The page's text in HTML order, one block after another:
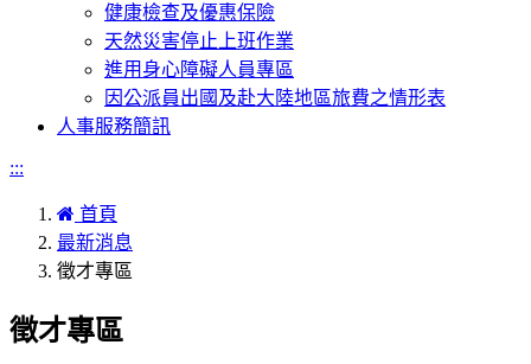
健康檢查及優惠保險
天然災害停止上班作業
進用身心障礙人員專區
因公派員出國及赴大陸地區旅費之情形表
人事服務簡訊
:::
首頁
最新消息
徵才專區
徵才專區